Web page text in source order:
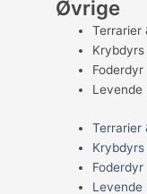
Øvrige
Terrarier
Krybdyrs
Foderdyr
Levende
Terrarier
Krybdyrs
Foderdyr
Levende